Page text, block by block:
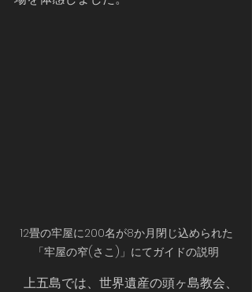
12畳の牢屋に200名が8か月閉じ込められた
「牢屋の窄(さこ)」にてガイドの説明